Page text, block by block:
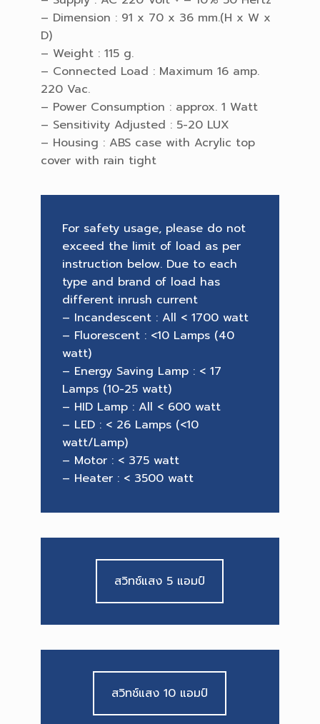
– Dimension : 91 x 70 x 36 mm.(H x W x
D)
– Weight : 115 g.
– Connected Load : Maximum 16 amp.
220 Vac.
– Power Consumption : approx. 1 Watt
– Sensitivity Adjusted : 5-20 LUX
– Housing : ABS case with Acrylic top
cover with rain tight
For safety usage, please do not
exceed the limit of load as per
instruction below. Due to each
type and brand of load has
different inrush current
– Incandescent : All < 1700 watt
– Fluorescent : <10 Lamps (40
watt)
– Energy Saving Lamp : < 17
Lamps (10-25 watt)
– HID Lamp : All < 600 watt
– LED : < 26 Lamps (<10
watt/Lamp)
– Motor : < 375 watt
– Heater : < 3500 watt
สวิทช์แสง 5 แอมป์
สวิทช์แสง 10 แอมป์